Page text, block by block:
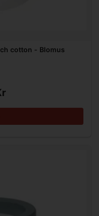
cotton - Blomus